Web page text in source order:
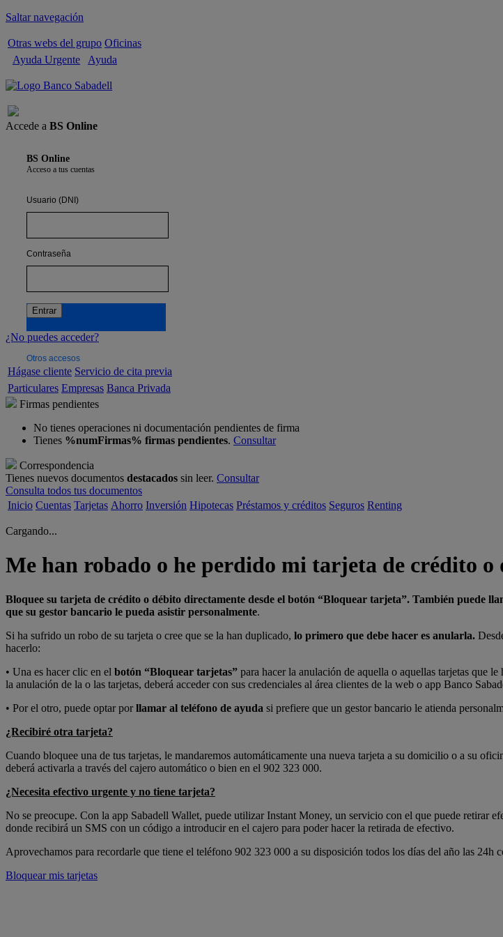
Saltar navegación
Otras webs del grupo Oficinas
Ayuda Urgente
Ayuda
Accede a BS Online
BS Online
Acceso a tus cuentas
Usuario (DNI)
Contraseña
¿No puedes acceder?
Otros accesos
Hágase cliente Servicio de cita previa
Particulares Empresas Banca Privada
Firmas pendientes
No tienes operaciones ni documentación pendientes de firma
Tienes %numFirmas% firmas pendientes. Consultar
Correspondencia
Tienes nuevos documentos destacados sin leer. Consultar
Consulta todos tus documentos
Inicio Cuentas Tarjetas Ahorro Inversión Hipotecas Préstamos y créditos Seguros Renting
Cargando...
Me han robado o he perdido mi tarjeta de crédito o
Bloquee su tarjeta de crédito o débito directamente desde el botón “Bloquear tarjeta”. También puede
que su gestor bancario le pueda asistir personalmente.
Si ha sufrido un robo de su tarjeta o cree que se la han duplicado, lo primero que debe hacer es anularla.
hacerlo:
• Una es hacer clic en el botón “Bloquear tarjetas” para hacer la anulación de aquella o aquellas tarjetas que
la anulación de la o las tarjetas, deberá acceder con sus credenciales al área clientes de la web o app Banco
• Por el otro, puede optar porllamar al teléfono de ayuda si prefiere que un gestor bancario le atienda
¿Recibiré otra tarjeta?
Cuando bloquee una de tus tarjetas, le mandaremos automáticamente una nueva tarjeta a su domicilio o a su
deberá activarla a través del cajero automático o bien en el 902 323 000.
¿Necesita efectivo urgente y no tiene tarjeta?
No se preocupe. Con la app Sabadell Wallet, puede utilizar Instant Money, un servicio con el que puede retirar
donde recibirá un SMS con un código a introducir en el cajero para poder hacer la retirada de efectivo.
Aprovechamos para recordarle que tiene el teléfono 902 323 000 a su disposición todos los días del año las 24h
Bloquear mis tarjetas